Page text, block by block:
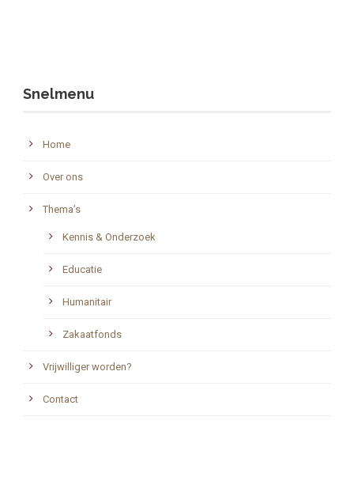
Snelmenu
Home
Over ons
Thema’s
Kennis & Onderzoek
Educatie
Humanitair
Zakaatfonds
Vrijwilliger worden?
Contact